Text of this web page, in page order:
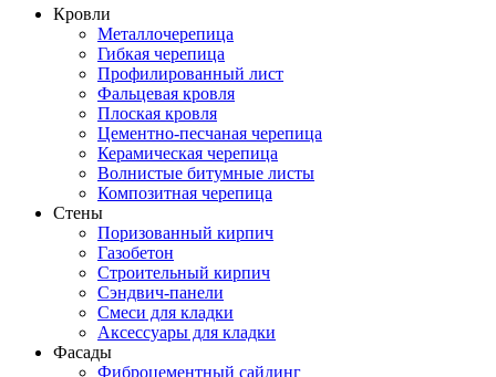
Кровли
Металлочерепица
Гибкая черепица
Профилированный лист
Фальцевая кровля
Плоская кровля
Цементно-песчаная черепица
Керамическая черепица
Волнистые битумные листы
Композитная черепица
Стены
Поризованный кирпич
Газобетон
Строительный кирпич
Сэндвич-панели
Смеси для кладки
Аксессуары для кладки
Фасады
Фиброцементный сайдинг